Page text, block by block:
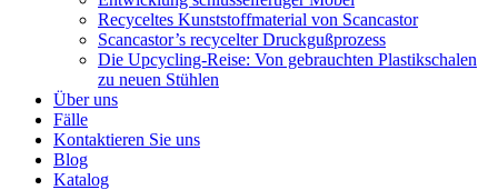
Recyceltes Kunststoffmaterial von Scancastor
Scancastor’s recycelter Druckgußprozess
Die Upcycling-Reise: Von gebrauchten Plastikschalen
zu neuen Stühlen
Über uns
Fälle
Kontaktieren Sie uns
Blog
Katalog